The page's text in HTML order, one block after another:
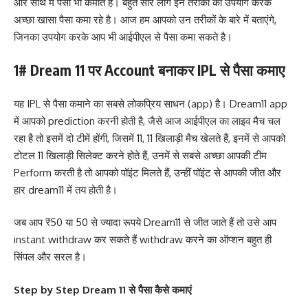
अच्छा खासा पैसा कमा रहे है। आज हम आपको उन तरीकों के बारे में बताएंगे,
जिनका उपयोग करके आप भी आईपीएल से पैसा कमा सकते है।
1# Dream 11 पर Account बनाकर IPL से पैसा कमाए
यह IPL से पैसा कमाने का सबसे लोकप्रिय साधन (app) है। Dream11 app
में आपको prediction करनी होती है, जैसे आज आईपीएल का लाइव मैच चल
रहा है तो इसमें दो टीमें होंगी, जिसमें 11, 11 खिलाड़ी मैच खेलते हैं, इनमें से आपको
टोटल 11 खिलाड़ी सिलेक्ट करने होते हैं, उनमें से सबसे अच्छा आपकी टीम
Perform करती है तो आपको पॉइंट मिलते हैं, उन्हीं पॉइंट से आपकी जीत और
हार dream11 में तय होती है।
जब आप ₹50 या 50 से ज्यादा रूपये Dream11 से जीत जाते हैं तो उसे आप
instant withdraw कर सकते हैं withdraw करने का ऑप्शन बहुत ही
सिंपल और सरल है।
Step by Step Dream 11 से पैसा कैसे कमाएं